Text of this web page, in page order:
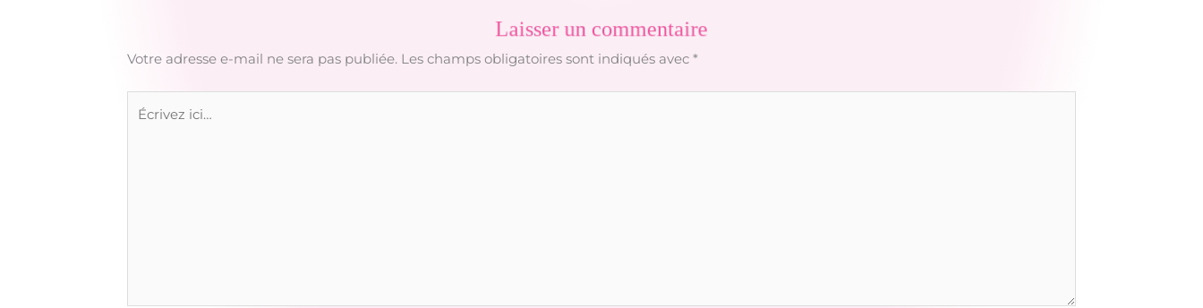
Laisser un commentaire
Votre adresse e-mail ne sera pas publiée. Les champs obligatoires sont indiqués avec *